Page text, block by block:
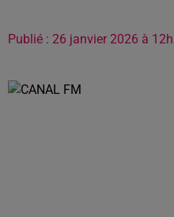
Publié : 26 janvier 2026 à